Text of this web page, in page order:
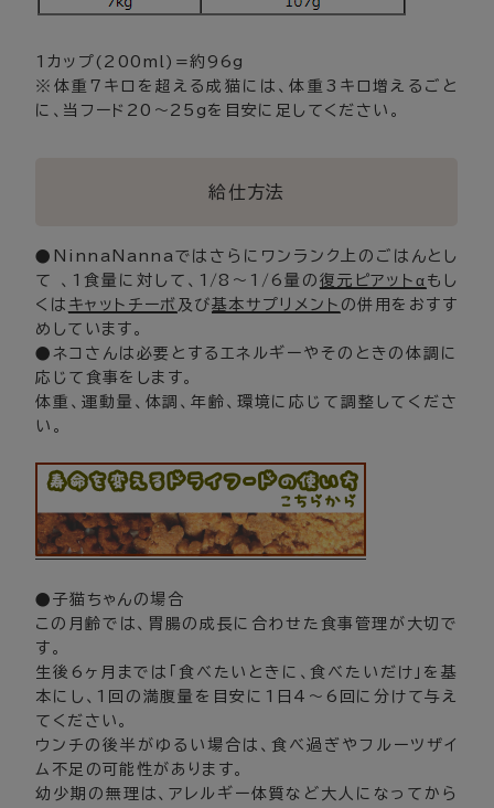
1カップ(200ml)=約96g
※体重7キロを超える成猫には、体重3キロ増えるごと
に、当フード20～25gを目安に足してください。
給仕方法
●NinnaNannaではさらにワンランク上のごはんとし
て 、1食量に対して、1/8～1/6量の 復元ピアットα もし
くは キャットチーボ 及び基本サプリメント の併用をおすす
めしています。
●ネコさんは必要とするエネルギーやそのときの体調に
応じて食事をします。
体重、運動量、体調、年齢、環境に応じて調整してくださ
い。
●子猫ちゃんの場合
この月齢では、胃腸の成長に合わせた食事管理が大切で
す。
生後6ヶ月までは「食べたいときに、食べたいだけ」を基
本にし、1回の満腹量を目安に1日4〜6回に分けて与え
てください。
ウンチの後半がゆるい場合は、食べ過ぎやフルーツザイ
ム不足の可能性があります。
幼少期の無理は、アレルギー体質など大人になってから